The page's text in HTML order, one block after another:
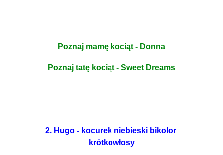
Poznaj mamę kociąt - Donna
Poznaj tatę kociąt - Sweet Dreams
2. Hugo - kocurek niebieski bikolor
krótkowłosy